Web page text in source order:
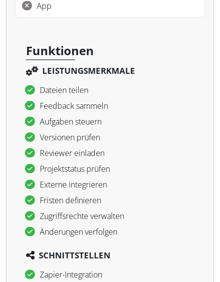
App
Funktionen
LEISTUNGSMERKMALE
Dateien teilen
Feedback sammeln
Aufgaben steuern
Versionen prüfen
Reviewer einladen
Projektstatus prüfen
Externe integrieren
Fristen definieren
Zugriffsrechte verwalten
Änderungen verfolgen
SCHNITTSTELLEN
Zapier-Integration